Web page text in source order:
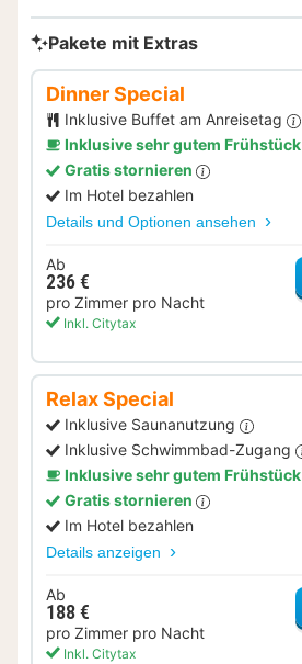
Pakete mit Extras
Dinner Special
Inklusive Buffet am Anreisetag
Inklusive sehr gutem Frühstück
Gratis stornieren
Im Hotel bezahlen
Details und Optionen ansehen
Ab
236 €
pro Zimmer pro Nacht
Inkl. Citytax
Relax Special
Inklusive Saunanutzung
Inklusive Schwimmbad-Zugang
Inklusive sehr gutem Frühstück
Gratis stornieren
Im Hotel bezahlen
Details anzeigen
Ab
188 €
pro Zimmer pro Nacht
Inkl. Citytax